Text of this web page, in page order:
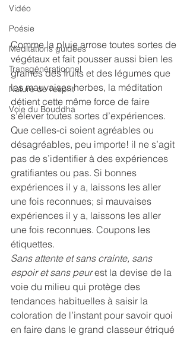
Vidéo
Poésie
Méditations guidées
Transgénérationnel
Nature de l'esprit
Voie du Bouddha
Comme la pluie arrose toutes sortes de
végétaux et fait pousser aussi bien les
graines des fruits et des légumes que
les mauvaises herbes, la méditation
détient cette même force de faire
s’élever toutes sortes d’expériences.
Que celles-ci soient agréables ou
désagréables, peu importe! il ne s’agit
pas de s’identifier à des expériences
gratifiantes ou pas. Si bonnes
expériences il y a, laissons les aller
une fois reconnues; si mauvaises
expériences il y a, laissons les aller
une fois reconnues. Coupons les
étiquettes.
Sans attente et sans crainte, sans
espoir et sans peur est la devise de la
voie du milieu qui protège des
tendances habituelles à saisir la
coloration de l’instant pour savoir quoi
en faire dans le grand classeur étriqué